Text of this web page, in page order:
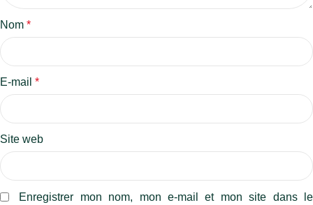
Nom *
E-mail *
Site web
Enregistrer mon nom, mon e-mail et mon site dans le